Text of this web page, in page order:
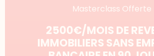
Masterclass Offerte
2500€/MOIS DE
IMMOBILIERS SANS